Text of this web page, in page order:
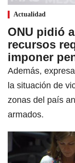
Actualidad
ONU pidió
recursos
imponer
Además,
la situación de
zonas del país
armados.